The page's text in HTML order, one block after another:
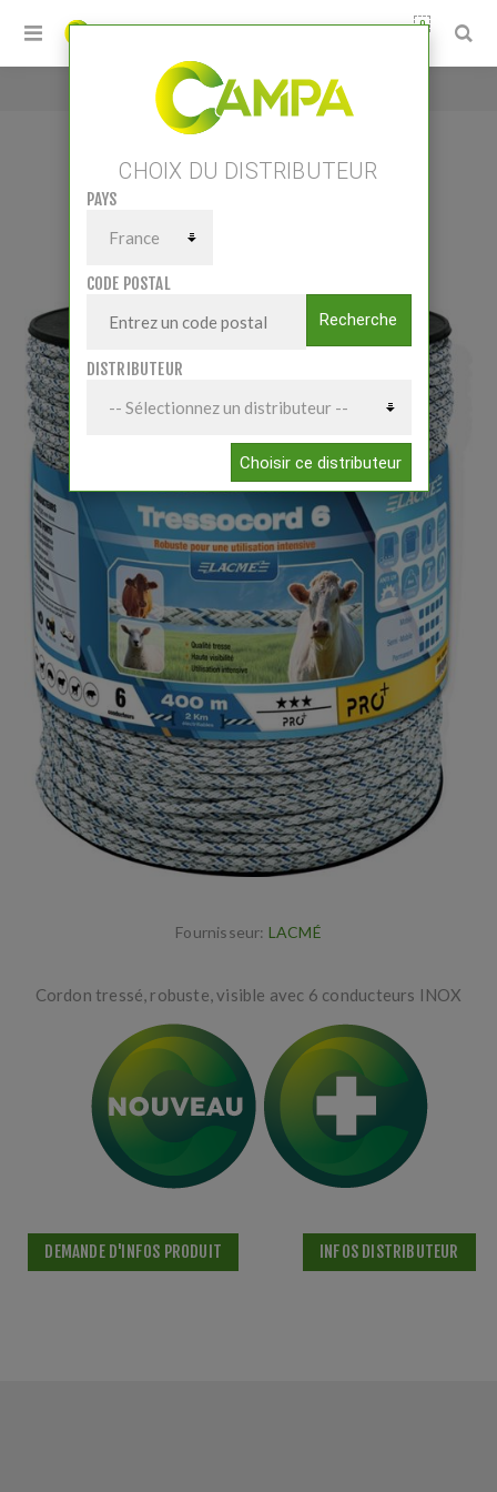
0
Accueil TRESSOCORD X6 400 M
Fournisseur: LACMÉ
Cordon tressé, robuste, visible avec 6 conducteurs INOX
DEMANDE D'INFOS PRODUIT INFOS DISTRIBUTEUR
CHOIX DU DISTRIBUTEUR
PAYS
CODE POSTAL
Recherche
DISTRIBUTEUR
Choisir ce distributeur